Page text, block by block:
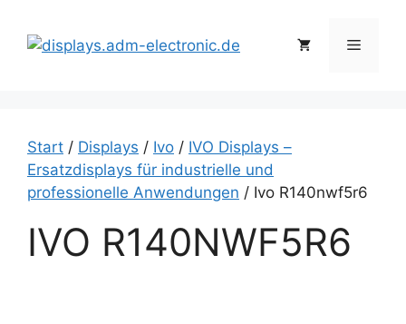
Inhalt
springen
Menü
Start / Displays / Ivo / IVO Displays –
Ersatzdisplays für industrielle und
professionelle Anwendungen / Ivo R140nwf5r6
IVO R140NWF5R6